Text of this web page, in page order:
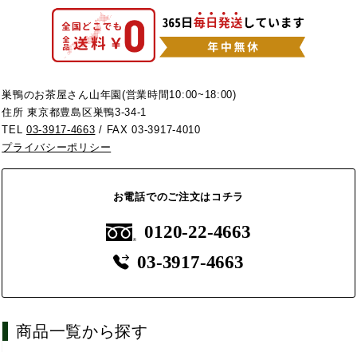
巣鴨のお茶屋さん山年園(営業時間10:00~18:00)
住所 東京都豊島区巣鴨3-34-1
TEL03-3917-4663 / FAX 03-3917-4010
プライバシーポリシー
お電話でのご注文はコチラ
0120-22-4663
03-3917-4663
商品一覧から探す